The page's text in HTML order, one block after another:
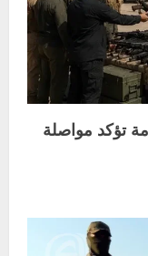
تؤكد مواصلة